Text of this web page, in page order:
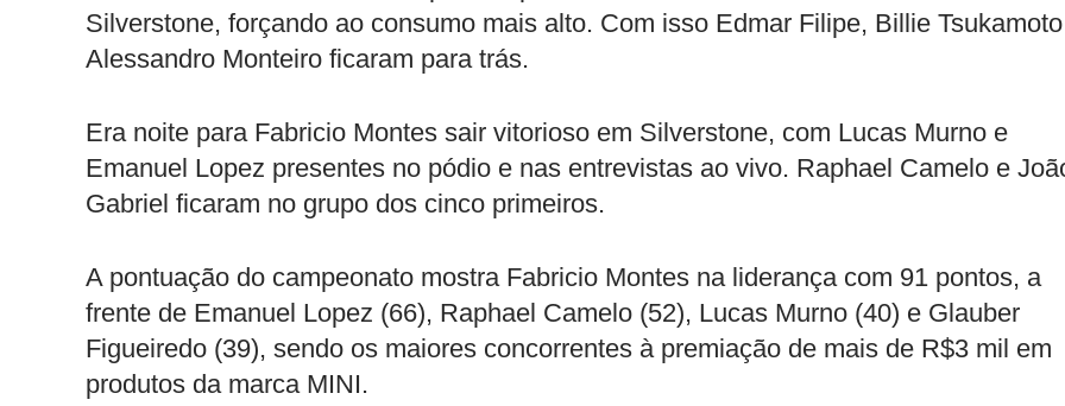
Silverstone, forçando ao consumo mais alto. Com isso Edmar Filipe, Billie
Alessandro Monteiro ficaram para trás.
Era noite para Fabricio Montes sair vitorioso em Silverstone, com Lucas Murno e
Emanuel Lopez presentes no pódio e nas entrevistas ao vivo. Raphael Camelo e
Gabriel ficaram no grupo dos cinco primeiros.
A pontuação do campeonato mostra Fabricio Montes na liderança com 91 pontos, a
frente de Emanuel Lopez (66), Raphael Camelo (52), Lucas Murno (40) e Glauber
Figueiredo (39), sendo os maiores concorrentes à premiação de mais de R$3 mil em
produtos da marca MINI.